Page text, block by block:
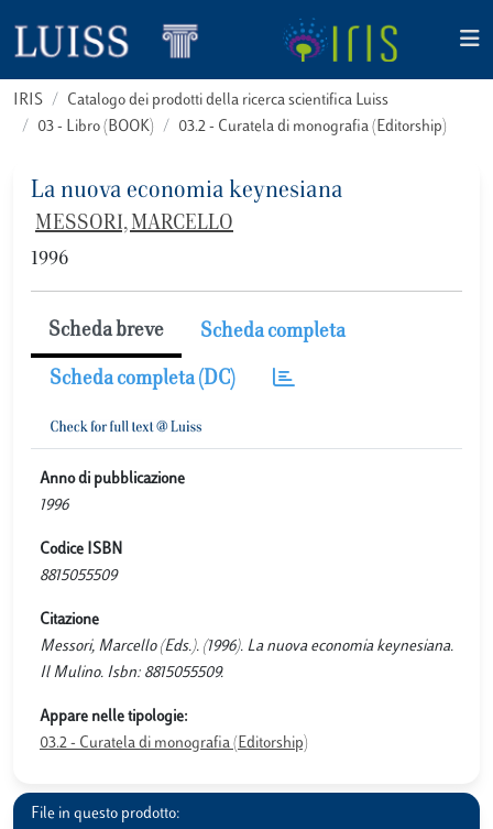
IRIS
Catalogo dei prodotti della ricerca scientifica Luiss
03 - Libro (BOOK)
03.2 - Curatela di monografia (Editorship)
La nuova economia keynesiana
MESSORI, MARCELLO
1996
Scheda breve Scheda completa
Scheda completa (DC)
Anno di pubblicazione
1996
Codice ISBN
8815055509
Citazione
Messori, Marcello (Eds.). (1996). La nuova economia keynesiana.
Il Mulino. Isbn: 8815055509.
Appare nelle tipologie:
03.2 - Curatela di monografia (Editorship)
File in questo prodotto: